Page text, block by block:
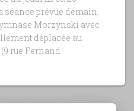
séance prévue demain,
Morzynski avec
déplacée au
rue Fernand